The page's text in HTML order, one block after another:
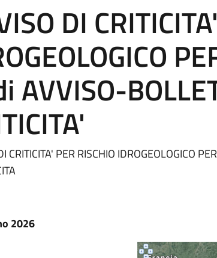
DI
AVVISO-
CRITICITA' PER RISCHIO IDROGEOLOGICO
2026